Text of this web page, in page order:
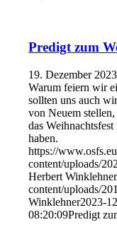
Predigt zum
19. Dezember 2023
Warum feiern wir
sollten uns auch
von Neuem
das
haben.
https://
content/uploads/
Herbert Winklehner
content/uploads/
Winklehner2023-
08:20:09Predigt